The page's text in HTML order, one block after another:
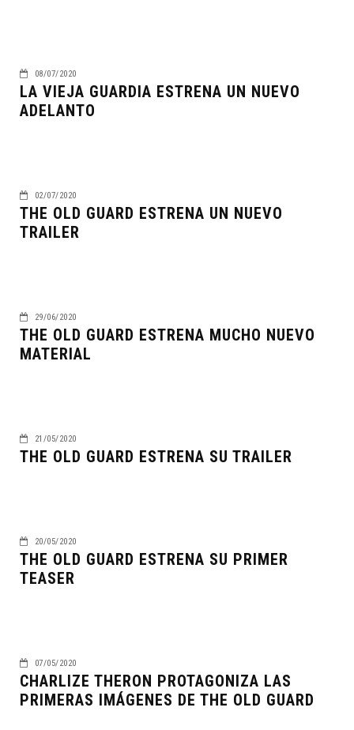
08/07/2020
LA VIEJA GUARDIA ESTRENA UN NUEVO
ADELANTO
02/07/2020
THE OLD GUARD ESTRENA UN NUEVO
TRAILER
29/06/2020
THE OLD GUARD ESTRENA MUCHO NUEVO
MATERIAL
21/05/2020
THE OLD GUARD ESTRENA SU TRAILER
20/05/2020
THE OLD GUARD ESTRENA SU PRIMER
TEASER
07/05/2020
CHARLIZE THERON PROTAGONIZA LAS
PRIMERAS IMÁGENES DE THE OLD GUARD